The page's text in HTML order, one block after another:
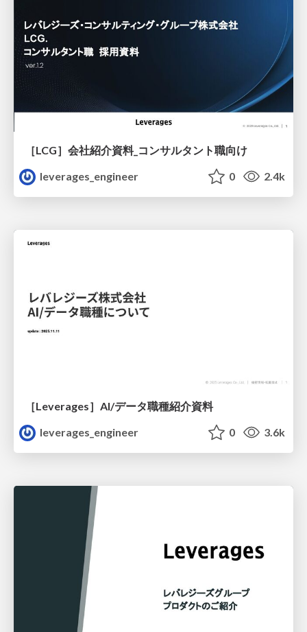
［LCG］会社紹介資料_コンサルタント職向け
leverages_engineer
0 2.4k
［Leverages］AI/データ職種紹介資料
leverages_engineer
0 3.6k